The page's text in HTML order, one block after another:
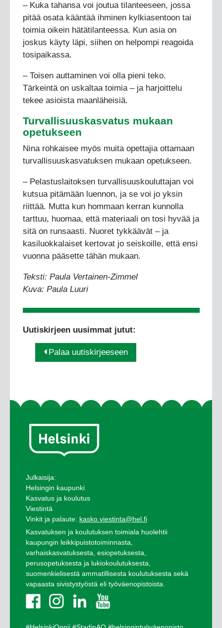
– Kuka tahansa voi joutua tilanteeseen, jossa
pitää osata kääntää ihminen kylkiasentoon tai
toimia oikein hätätilanteessa. Kun asia on
joskus käyty läpi, siihen on helpompi reagoida
tosipaikassa.
– Toisen auttaminen voi olla pieni teko.
Tärkeintä on uskaltaa toimia – ja harjoittelu
tekee asioista maanläheisiä.
Turvallisuuskasvatus mukaan
opetukseen
Nina rohkaisee myös muita opettajia ottamaan
turvallisuuskasvatuksen mukaan opetukseen.
– Pelastuslaitoksen turvallisuuskouluttajan voi
kutsua pitämään luennon, ja se voi jo yksin
riittää. Mutta kun hommaan kerran kunnolla
tarttuu, huomaa, että materiaali on tosi hyvää ja
sitä on runsaasti. Nuoret tykkäävät – ja
kasiluokkalaiset kertovat jo seiskoille, että ensi
vuonna pääsette tähän mukaan.
Teksti: Paula Vertainen-Zimmel
Kuva: Paula Luuri
Uutiskirjeen uusimmat jutut:
Palaa uutiskirjeeseen
Julkaisija:
Helsingin kaupunki
Kasvatus ja koulutus
Viestintä
Vinkit ja palaute: kasko.viestinta@hel.fi
Kasvatuksen ja koulutuksen toimiala huolehtii
kaupungin leikkipuistotoiminnasta,
varhaiskasvatuksesta, esiopetuksesta,
perusopetuksesta ja lukiokoulutuksesta,
suomenkielisestä ammatillisesta koulutuksesta sekä
vapaasta sivistystyöstä eli työväenopistoista.